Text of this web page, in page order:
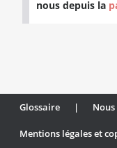
nous depuis la
Glossaire |
Mentions légales et